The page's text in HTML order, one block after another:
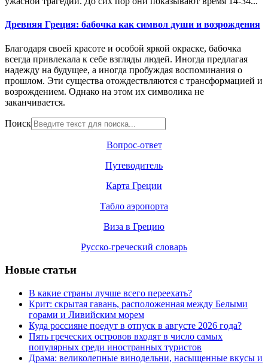
Древняя Греция: бабочка как символ души и возрождения
Благодаря своей красоте и особой яркой окраске, бабочка
всегда привлекала к себе взгляды людей. Иногда предлагая
надежду на будущее, а иногда пробуждая воспоминания о
прошлом. Эти существа отождествляются с трансформацией и
возрождением. Однако на этом их символика не
заканчивается.
Поиск
Вопрос-ответ
Путеводитель
Карта Греции
Табло аэропорта
Виза в Грецию
Русско-греческий словарь
Новые статьи
В какие страны лучше всего переехать?
Крит: скрытая гавань, расположенная между Белыми
горами и Ливийским морем
Куда россияне поедут в отпуск в августе 2026 года?
Пять греческих островов входят в число самых
популярных среди иностранных туристов
Драма: великолепные винодельни, насыщенные вкусы и